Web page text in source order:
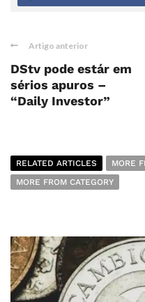
Artigo anterior
DStv pode estár em
sérios apuros –
“Daily Investor”
RELATED ARTICLES
MORE
MORE FROM CATEGORY